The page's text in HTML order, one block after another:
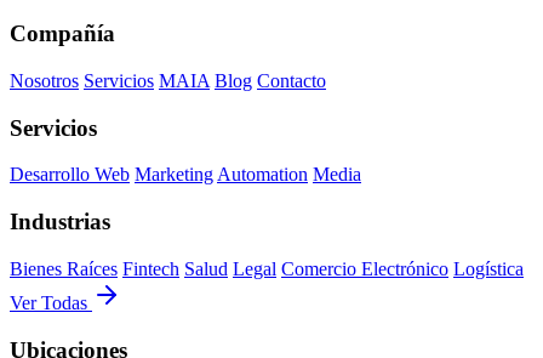
Compañía
Nosotros Servicios MAIA Blog Contacto
Servicios
Desarrollo Web MarketingAutomation Media
Industrias
Bienes Raíces Fintech Salud Legal Comercio Electrónico Logística
Ver Todas
Ubicaciones